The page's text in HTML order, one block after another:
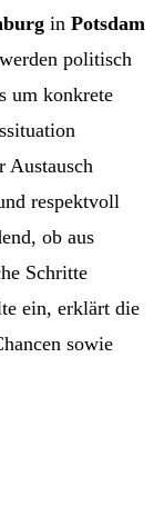
in Potsdam
politisch
um konkrete
Austausch
respektvoll
ob aus
Schritte
ein, erklärt die
sowie